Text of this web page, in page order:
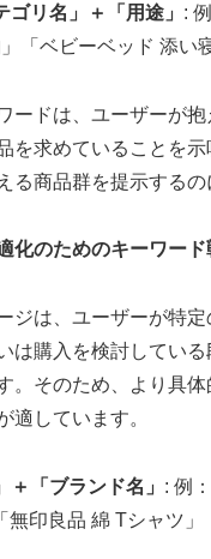
ゴリ名」＋「用途」 :
「ベビーベッド 添い
ードは、ユーザーが
を求めていることを
る商品群を提示するの
化のためのキーワード
ジは、ユーザーが特
は購入を検討してい
。そのため、より具
適しています。
＋「ブランド名」 : 例
無印良品 綿 Tシャツ」